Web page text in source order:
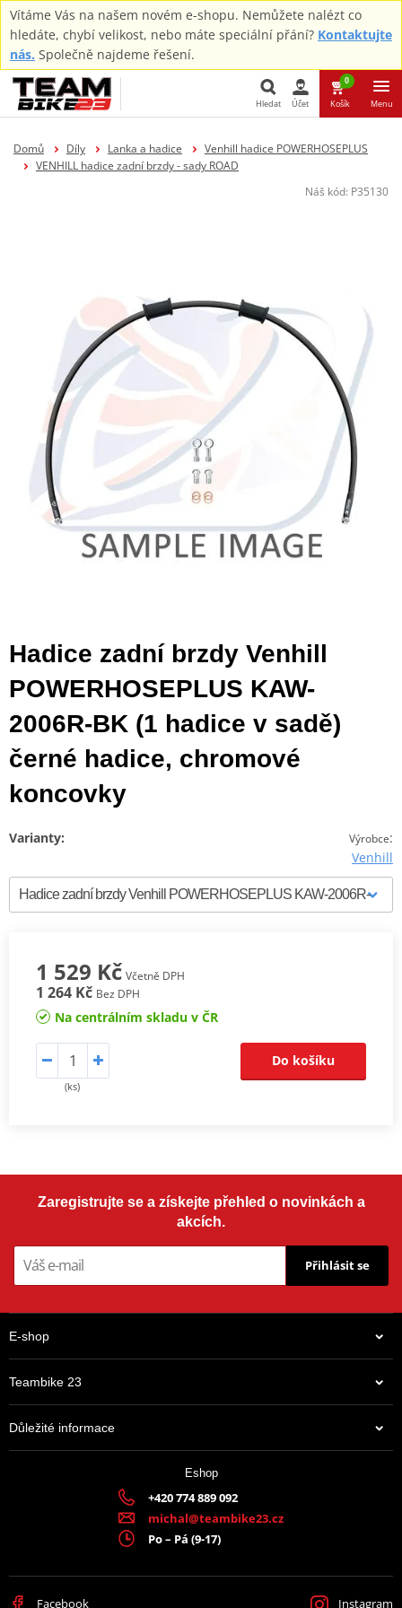
Vítáme Vás na našem novém e-shopu. Nemůžete nalézt co
hledáte, chybí velikost, nebo máte speciální přání? Kontaktujte
nás. Společně najdeme řešení.
Hledat
Hledat Účet
0
Košík Menu
Domů Díly Lanka a hadice
Venhill hadice POWERHOSEPLUS
VENHILL hadice zadní brzdy - sady ROAD
Náš kód: P35130
Hadice zadní brzdy Venhill
POWERHOSEPLUS KAW-
2006R-BK (1 hadice v sadě)
černé hadice, chromové
koncovky
Výrobce:
Venhill
Varianty:
1 529 Kč Včetně DPH
1 264 Kč Bez DPH
Na centrálním skladu v ČR
(ks)
Do košíku
Zaregistrujte se a získejte přehled o novinkách a
akcích.
Přihlásit se
E-shop
Teambike 23
Důležité informace
Eshop
+420 774 889 092
michal@teambike23.cz
Po – Pá (9-17)
Facebook Instagram